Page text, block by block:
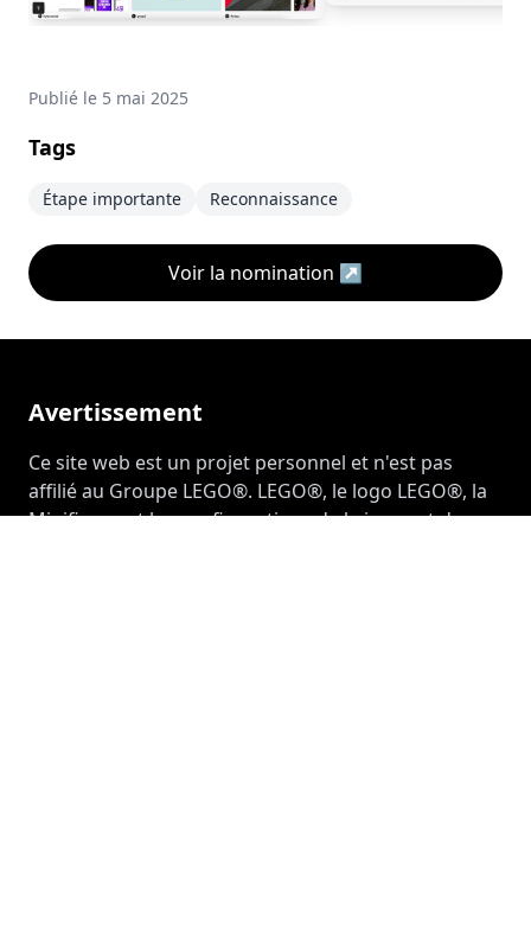
Publié le 5 mai 2025
Tags
Étape importante Reconnaissance
Voir la nomination ↗
Avertissement
Ce site web est un projet personnel et n'est pas
affilié au Groupe LEGO®. LEGO®, le logo LEGO®, la
Minifigure et les configurations de briques et de